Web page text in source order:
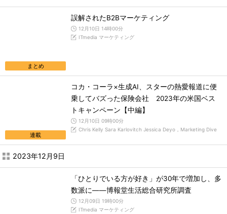
まとめ
誤解されたB2Bマーケティング
12月10日 14時00分
ITmedia マーケティング
連載
コカ・コーラ×生成AI、スターの熱愛報道に便
乗してバズった保険会社 2023年の米国ベス
トキャンペーン【中編】
12月10日 09時00分
Chris Kelly Sara Karlovitch Jessica Deyo，Marketing Dive
2023年12月9日
「ひとりでいる方が好き」が30年で増加し、多
数派に――博報堂生活総合研究所調査
12月09日 19時00分
ITmedia マーケティング